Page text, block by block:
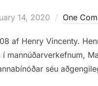
14, 2020 One
af Henry Vincenty.
mannúðarverkefnum,
séu